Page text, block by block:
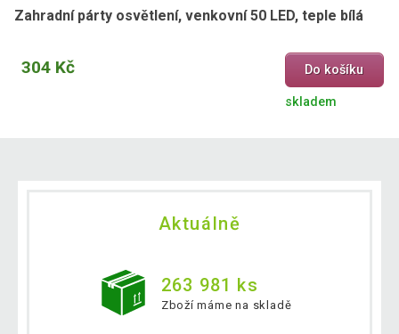
Zahradní párty osvětlení, venkovní 50 LED, teple bílá
304 Kč Do košíku
skladem
Aktuálně
263 981 ks
Zboží máme na skladě